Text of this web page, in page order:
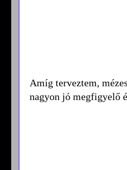
Amíg terveztem,
nagyon jó megfigyelő